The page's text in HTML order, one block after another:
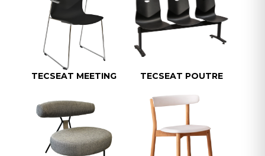
TECSEAT MEETING TECSEAT POUTRE